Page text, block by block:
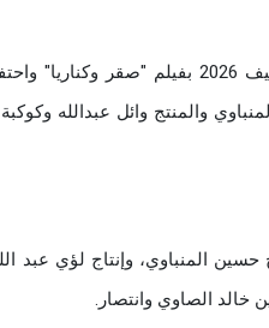
وينافس محمد إمام في موسم صيف
والمنتج وائل عبدالله
حسين المنباوي، وإنتاج لؤي
خالد الصاوي وانتصار.